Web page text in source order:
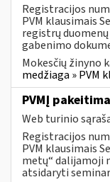
Registracijos
PVM klausimais
registrų
gabenimo
Mokesčių žinyno
medžiaga » PVM
PVMĮ
Web turinio
Registracijos
PVM klausimais
metų“ dalijamoji
atsidaryti